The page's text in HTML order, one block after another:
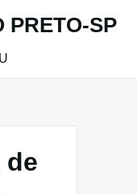
PRETO-SP
de